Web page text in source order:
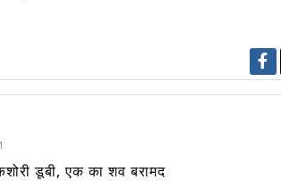
डूबी, एक का शव बरामद